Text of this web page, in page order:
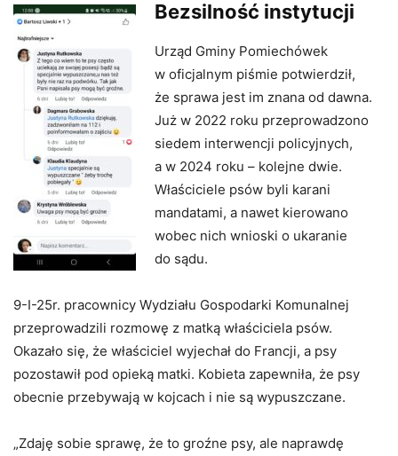
Bezsilność instytucji
Urząd Gminy Pomiechówek
w oficjalnym piśmie potwierdził,
że sprawa jest im znana od dawna.
Już w 2022 roku przeprowadzono
siedem interwencji policyjnych,
a w 2024 roku – kolejne dwie.
Właściciele psów byli karani
mandatami, a nawet kierowano
wobec nich wnioski o ukaranie
do sądu.
9-I-25r. pracownicy Wydziału Gospodarki Komunalnej
przeprowadzili rozmowę z matką właściciela psów.
Okazało się, że właściciel wyjechał do Francji, a psy
pozostawił pod opieką matki. Kobieta zapewniła, że psy
obecnie przebywają w kojcach i nie są wypuszczane.
„Zdaję sobie sprawę, że to groźne psy, ale naprawdę